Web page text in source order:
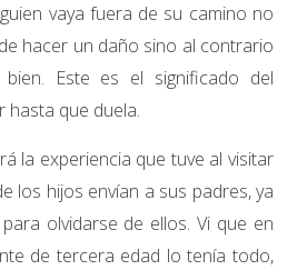
vaya fuera de su camino no
hacer un daño sino al contrario
Este es el significado del
hasta que duela.
la experiencia que tuve al visitar
los hijos envían a sus padres, ya
olvidarse de ellos. Vi que en
de tercera edad lo tenía todo,